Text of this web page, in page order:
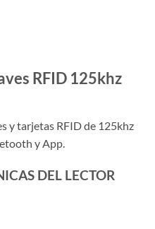
RFID 125khz
y tarjetas RFID de 125khz
y App.
DEL LECTOR